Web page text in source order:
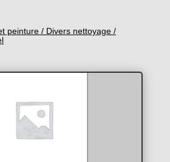
peinture/ Divers nettoyage/